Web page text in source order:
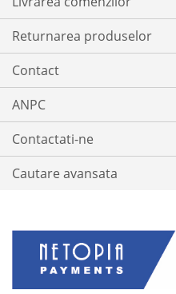
Returnarea produselor
Contact
ANPC
Contactati-ne
Cautare avansata